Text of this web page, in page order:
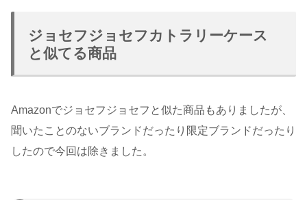
ジョセフジョセフカトラリーケース
と似てる商品
Amazonでジョセフジョセフと似た商品もありましたが、
聞いたことのないブランドだったり限定ブランドだったり
したので今回は除きました。